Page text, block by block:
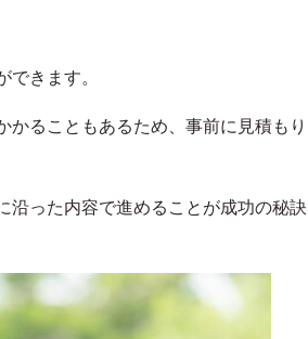
きます。
ることもあるため、事前に見積もり
沿った内容で進めることが成功の秘訣